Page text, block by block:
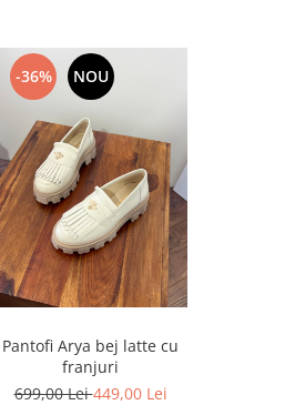
-36% NOU
Pantofi Arya bej latte cu
franjuri
699,00 Lei449,00 Lei